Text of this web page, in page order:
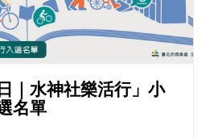
｜水神社樂活行」小
名單